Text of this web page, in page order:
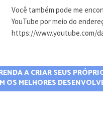
Você também pode me
YouTube por meio do
https://www.youtube.com/
A CRIAR SEUS
OS MELHORES